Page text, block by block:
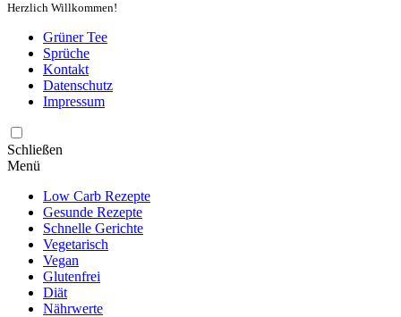
Herzlich Willkommen!
Grüner Tee
Sprüche
Kontakt
Datenschutz
Impressum
Schließen
Menü
Low Carb Rezepte
Gesunde Rezepte
Schnelle Gerichte
Vegetarisch
Vegan
Glutenfrei
Diät
Nährwerte